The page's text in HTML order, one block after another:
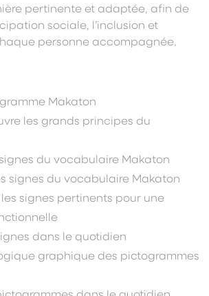
pertinente et adaptée, afin de
sociale, l’inclusion et
personne accompagnée.
Makaton
les grands principes du
du vocabulaire Makaton
signes du vocabulaire Makaton
signes pertinents pour une
dans le quotidien
graphique des pictogrammes